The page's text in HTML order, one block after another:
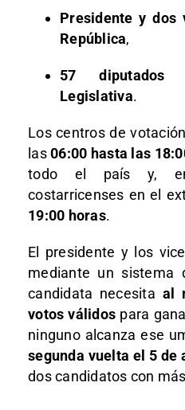
Presidente y dos
República,
57
Legislativa.
Los centros de
las06:00 hasta las
todo el país y, en
costarricenses en el
19:00 horas.
El presidente y los
mediante un sistema
candidata necesita al
votos válidos para
ninguno alcanza ese
segunda vuelta el 5 de
dos candidatos con